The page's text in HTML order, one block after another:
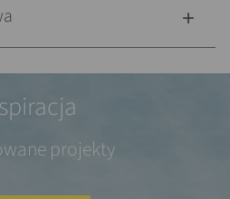
projekty